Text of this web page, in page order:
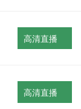
高清直播
高清直播